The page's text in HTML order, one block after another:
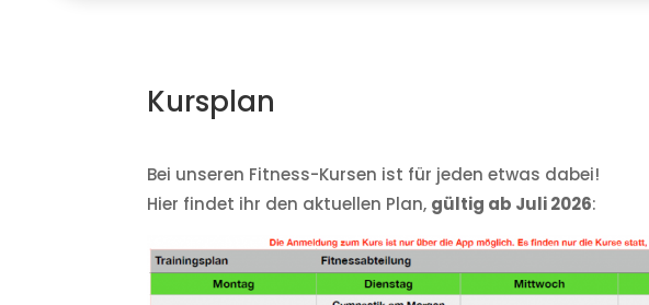
Kursplan
Bei unseren Fitness-Kursen ist für jeden etwas dabei!
Hier findet ihr den aktuellen Plan, gültig ab Juli 2026: